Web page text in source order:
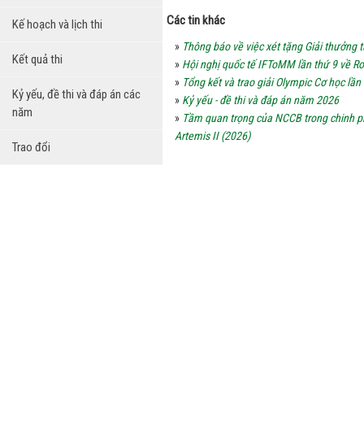
Kế hoạch và lịch thi
Kết quả thi
Kỷ yếu, đề thi và đáp án các
năm
Trao đổi
Các tin khác
» Thông báo về việc xét tặng Giải
» Hội nghị quốc tế IFToMM lần thứ 9 về
» Tổng kết và trao giải Olympic Cơ học
» Kỷ yếu - đề thi và đáp án năm 2026
» Tầm quan trọng của NCCB trong chinh
Artemis II (2026)